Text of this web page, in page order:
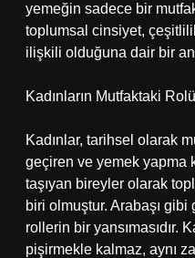
yemeğin sadece bir
toplumsal cinsiyet,
ilişkili olduğuna dair bir
Kadınların Mutfaktaki
Kadınlar, tarihsel olarak
geçiren ve yemek yapma
taşıyan bireyler olarak
biri olmuştur. Arabaşı
rollerin bir yansımasıdır.
pişirmekle kalmaz, aynı